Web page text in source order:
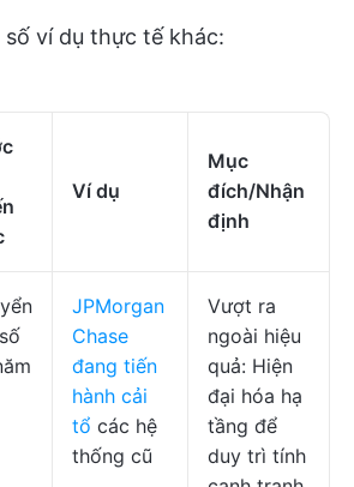
ví dụ thực tế khác:
Ví dụ
Mục
đích/Nhận
định
JPMorgan
Chase
đang tiến
hành cải
tổ các hệ
thống cũ
Vượt ra
ngoài hiệu
quả: Hiện
đại hóa hạ
tầng để
duy trì tính